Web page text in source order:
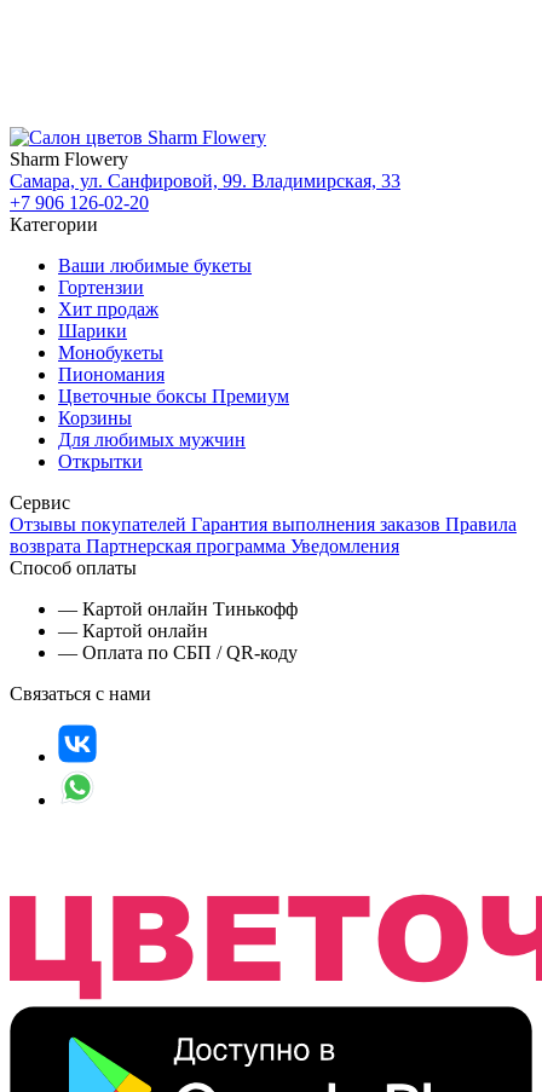
Sharm Flowery
Самара, ул. Санфировой, 99. Владимирская, 33
+7 906 126-02-20
Категории
Ваши любимые букеты
Гортензии
Хит продаж
Шарики
Монобукеты
Пиономания
Цветочные боксы Премиум
Корзины
Для любимых мужчин
Открытки
Сервис
Отзывы покупателей Гарантия выполнения заказов Правила
возврата Партнерская программа Уведомления
Способ оплаты
— Картой онлайн Тинькофф
— Картой онлайн
— Оплата по СБП / QR-коду
Связаться с нами